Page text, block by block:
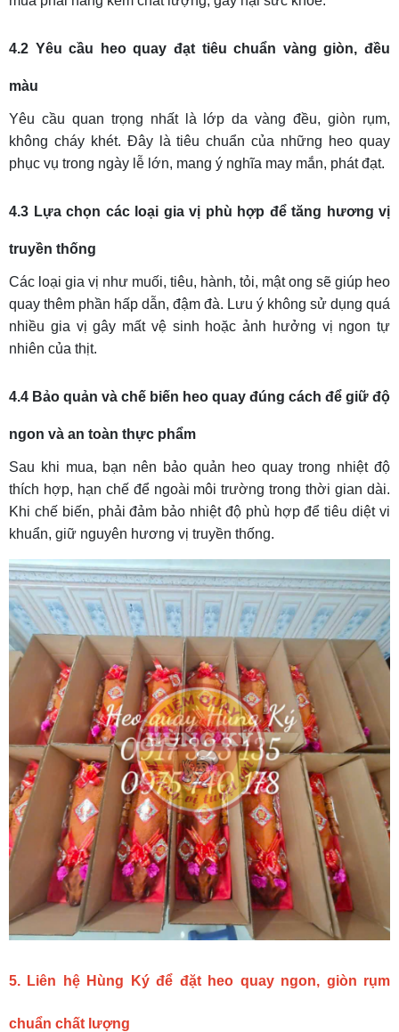
4.2 Yêu cầu heo quay đạt tiêu chuẩn vàng giòn, đều
màu
Yêu cầu quan trọng nhất là lớp da vàng đều, giòn rụm,
không cháy khét. Đây là tiêu chuẩn của những heo quay
phục vụ trong ngày lễ lớn, mang ý nghĩa may mắn, phát đạt.
4.3 Lựa chọn các loại gia vị phù hợp để tăng hương vị
truyền thống
Các loại gia vị như muối, tiêu, hành, tỏi, mật ong sẽ giúp heo
quay thêm phần hấp dẫn, đậm đà. Lưu ý không sử dụng quá
nhiều gia vị gây mất vệ sinh hoặc ảnh hưởng vị ngon tự
nhiên của thịt.
4.4 Bảo quản và chế biến heo quay đúng cách để giữ độ
ngon và an toàn thực phẩm
Sau khi mua, bạn nên bảo quản heo quay trong nhiệt độ
thích hợp, hạn chế để ngoài môi trường trong thời gian dài.
Khi chế biến, phải đảm bảo nhiệt độ phù hợp để tiêu diệt vi
khuẩn, giữ nguyên hương vị truyền thống.
5. Liên hệ Hùng Ký để đặt heo quay ngon, giòn rụm
chuẩn chất lượng